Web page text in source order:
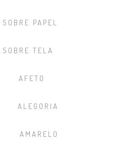
PAPEL
TELA
AFETO
ALEGORIA
AMARELO